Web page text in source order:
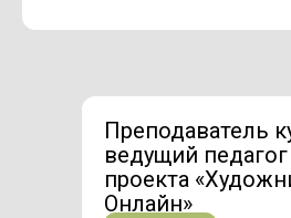
Преподаватель
ведущий педагог
проекта
Онлайн»